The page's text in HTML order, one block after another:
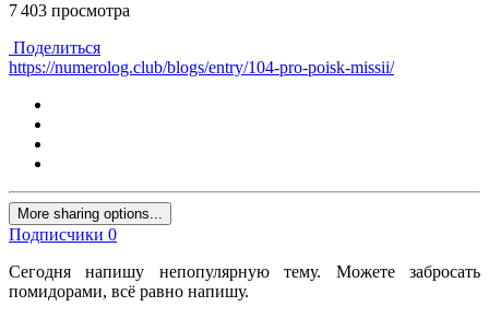
7 403 просмотра
Поделиться
https://numerolog.club/blogs/entry/104-pro-poisk-missii/
More sharing options...
Подписчики 0
Сегодня напишу непопулярную тему. Можете забросать
помидорами, всё равно напишу.